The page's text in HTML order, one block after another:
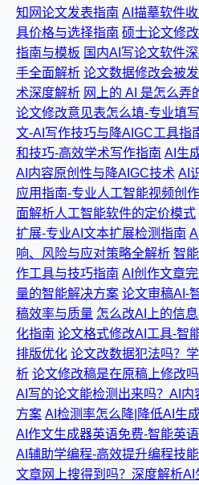
知网论文发表指南 AI描摹软件
具价格与选择指南 硕士论文修
指南与模板 国内AI写论文软件
手全面解析 论文数据修改会被
术深度解析 网上的 AI 是怎么弄
论文修改意见表怎么填-专业填
文-AI写作技巧与降AIGC工具指
和技巧-高效学术写作指南 AI生
AI内容原创性与降AIGC技术 AI
应用指南-专业人工智能视频创
面解析人工智能软件的定价模式
扩展-专业AI文本扩展检测指南
响、风险与应对策略全解析 智
作工具与技巧指南 AI创作文章
量的智能解决方案 论文审稿AI-
稿效率与质量 怎么改AI上的信
化指南 论文格式修改AI工具-智
排版优化 论文改数据犯法吗？
析 论文修改稿是在原稿上修改
AI写的论文能检测出来吗？AI
方案 AI检测率怎么降|降低AI生
AI作文生成器英语免费-智能英
AI辅助学编程-高效提升编程技
文章网上搜得到吗？深度解析